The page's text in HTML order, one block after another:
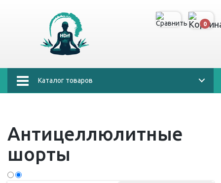
0
Каталог товаров
Антицеллюлитные
шорты